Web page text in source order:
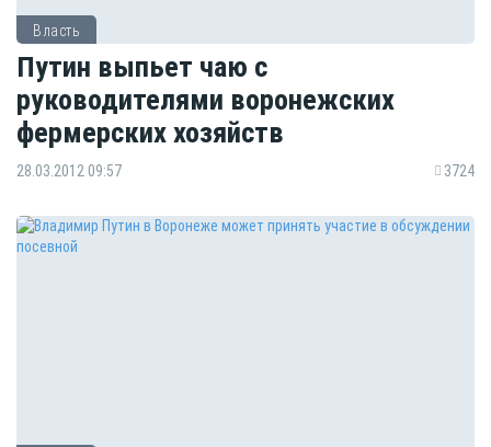
Власть
Путин выпьет чаю с
руководителями воронежских
фермерских хозяйств
28.03.2012 09:57 3724